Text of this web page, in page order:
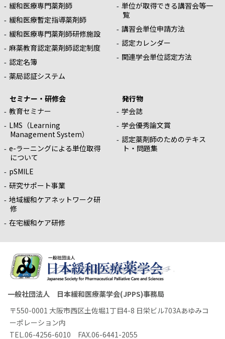
緩和医療専門薬剤師
緩和医療暫定指導薬剤師
緩和医療専門薬剤師研修施設
麻薬教育認定薬剤師認定制度
認定名簿
薬局認証システム
単位が取得できる講習会等一
覧
講習会単位申請方法
認定カレンダー
関連学会単位認定方法
セミナー・研修会
教育セミナー
LMS（Learning
Management System）
e-ラーニングによる単位取得
について
pSMILE
研究サポート事業
地域緩和ケアネットワーク研
修
在宅緩和ケア研修
発行物
学会誌
学会優秀論文賞
認定薬剤師のためのテキス
ト・問題集
一般社団法人 日本緩和医療薬学会(JPPS)事務局
〒550-0001 大阪市西区土佐堀1丁目4-8 日栄ビル703Aあゆみコ
ーポレーション内
TEL.06-4256-6010 FAX.06-6441-2055